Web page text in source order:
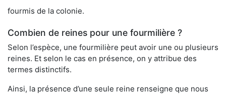
fourmis de la colonie.
Combien de reines pour une fourmilière ?
Selon l’espèce, une fourmilière peut avoir une ou plusieurs
reines. Et selon le cas en présence, on y attribue des
termes distinctifs.
Ainsi, la présence d’une seule reine renseigne que nous